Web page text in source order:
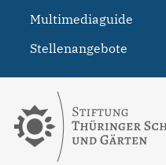
Multimediaguide
Stellenangebote